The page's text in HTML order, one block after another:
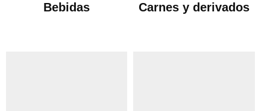
Bebidas Carnes y derivados